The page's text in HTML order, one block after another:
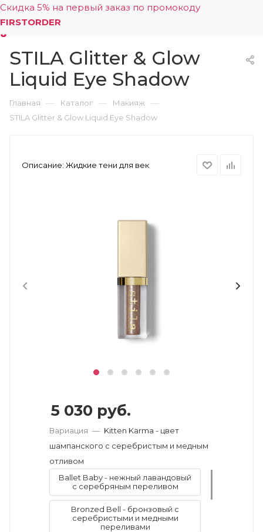
Скидка 5% на первый заказ по промокоду
FIRSTORDER
0
STILA Glitter & Glow
Liquid Eye Shadow
Главная — Каталог — Макияж —
STILA Glitter & Glow Liquid Eye Shadow
Описание: Жидкие тени для век
5 030 руб.
Вариация — Kitten Karma - цвет
шампанского с серебристым и медным
отливом
Ballet Baby - нежный лавандовый
с серебряным переливом
Bronzed Bell - бронзовый с
серебристыми и медными
переливами